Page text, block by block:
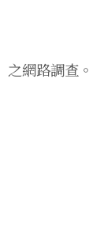
之網路調查。